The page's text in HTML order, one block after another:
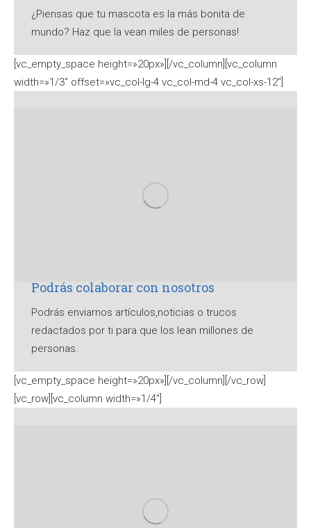
¿Piensas que tu mascota es la más bonita de
mundo? Haz que la vean miles de personas!
[vc_empty_space height=»20px»][/vc_column][vc_column
width=»1/3″ offset=»vc_col-lg-4 vc_col-md-4 vc_col-xs-12″]
Podrás colaborar con nosotros
Podrás enviarnos artículos,noticias o trucos
redactados por ti para que los lean millones de
personas.
[vc_empty_space height=»20px»][/vc_column][/vc_row]
[vc_row][vc_column width=»1/4″]